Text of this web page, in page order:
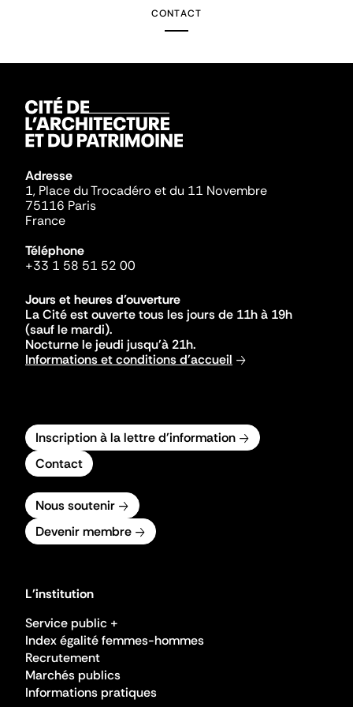
CONTACT
Adresse
1, Place du Trocadéro et du 11 Novembre
75116 Paris
France
Téléphone
+33 1 58 51 52 00
Jours et heures d'ouverture
La Cité est ouverte tous les jours de 11h à 19h
(sauf le mardi).
Nocturne le jeudi jusqu'à 21h.
Informations et conditions d'accueil
Inscription à la lettre d'information
Contact
Nous soutenir
Devenir membre
L'institution
Service public +
Index égalité femmes-hommes
Recrutement
Marchés publics
Informations pratiques